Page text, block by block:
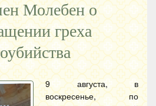
Молебен о
греха
9 августа, в
воскресенье, по